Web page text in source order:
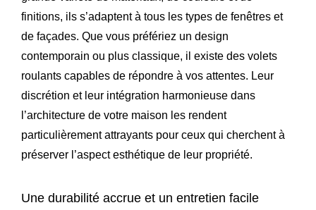
finitions, ils s’adaptent à tous les types de fenêtres et
de façades. Que vous préfériez un design
contemporain ou plus classique, il existe des volets
roulants capables de répondre à vos attentes. Leur
discrétion et leur intégration harmonieuse dans
l’architecture de votre maison les rendent
particulièrement attrayants pour ceux qui cherchent à
préserver l’aspect esthétique de leur propriété.
Une durabilité accrue et un entretien facile